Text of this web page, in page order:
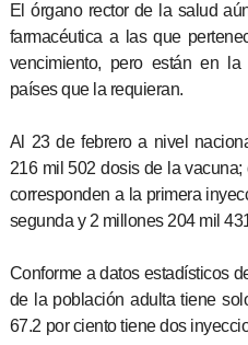
El órgano rector de la salud
farmacéutica a las que
vencimiento, pero están en
países que la requieran.
Al 23 de febrero a nivel
216 mil 502 dosis de la
corresponden a la primera
segunda y 2 millones 204 mil
Conforme a datos estadísticos
de la población adulta tiene
67.2 por ciento tiene dos